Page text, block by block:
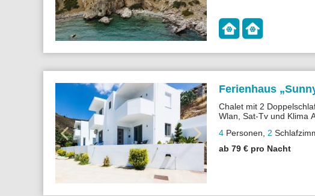
Ferienhaus „
Chalet mit 2
Wlan, Sat-Tv und Klima
4 Personen 2
ab 79 € pro Nacht